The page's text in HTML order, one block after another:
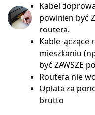
Kabel
powinien być
routera.
Kable
mieszkaniu
być ZAWSZE
Routera nie
Opłata za
brutto